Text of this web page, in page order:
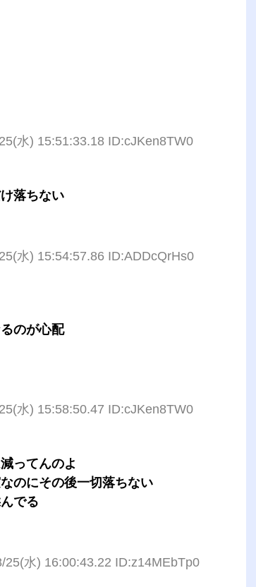
水) 15:51:33.18 ID:cJKen8TW0
落ちない
水) 15:54:57.86 ID:ADDcQrHs0
のが心配
水) 15:58:50.47 ID:cJKen8TW0
ってんのよ
のにその後一切落ちない
でる
25(水) 16:00:43.22 ID:z14MEbTp0